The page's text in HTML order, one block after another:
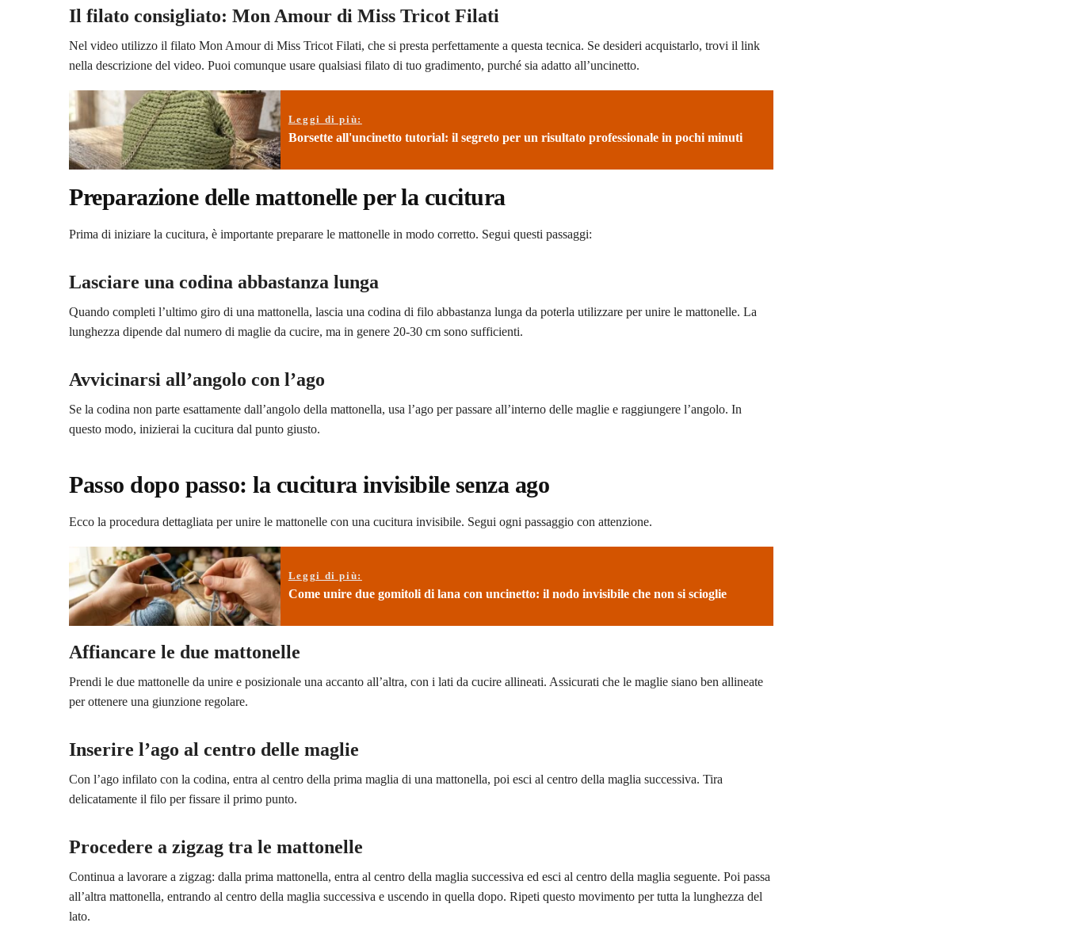
Il filato consigliato: Mon Amour di Miss Tricot Filati
Nel video utilizzo il filato Mon Amour di Miss Tricot Filati, che si presta perfettamente a questa tecnica. Se desideri acquistarlo, trovi il link
nella descrizione del video. Puoi comunque usare qualsiasi filato di tuo gradimento, purché sia adatto all’uncinetto.
Leggi di più:
Borsette all'uncinetto tutorial: il segreto per un risultato professionale in pochi minuti
Preparazione delle mattonelle per la cucitura
Prima di iniziare la cucitura, è importante preparare le mattonelle in modo corretto. Segui questi passaggi:
Lasciare una codina abbastanza lunga
Quando completi l’ultimo giro di una mattonella, lascia una codina di filo abbastanza lunga da poterla utilizzare per unire le mattonelle. La
lunghezza dipende dal numero di maglie da cucire, ma in genere 20-30 cm sono sufficienti.
Avvicinarsi all’angolo con l’ago
Se la codina non parte esattamente dall’angolo della mattonella, usa l’ago per passare all’interno delle maglie e raggiungere l’angolo. In
questo modo, inizierai la cucitura dal punto giusto.
Passo dopo passo: la cucitura invisibile senza ago
Ecco la procedura dettagliata per unire le mattonelle con una cucitura invisibile. Segui ogni passaggio con attenzione.
Leggi di più:
Come unire due gomitoli di lana con uncinetto: il nodo invisibile che non si scioglie
Affiancare le due mattonelle
Prendi le due mattonelle da unire e posizionale una accanto all’altra, con i lati da cucire allineati. Assicurati che le maglie siano ben allineate
per ottenere una giunzione regolare.
Inserire l’ago al centro delle maglie
Con l’ago infilato con la codina, entra al centro della prima maglia di una mattonella, poi esci al centro della maglia successiva. Tira
delicatamente il filo per fissare il primo punto.
Procedere a zigzag tra le mattonelle
Continua a lavorare a zigzag: dalla prima mattonella, entra al centro della maglia successiva ed esci al centro della maglia seguente. Poi passa
all’altra mattonella, entrando al centro della maglia successiva e uscendo in quella dopo. Ripeti questo movimento per tutta la lunghezza del
lato.